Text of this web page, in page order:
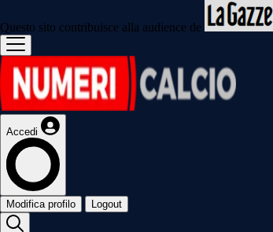
Questo sito contribuisce alla audience de
Accedi
Modifica profilo Logout